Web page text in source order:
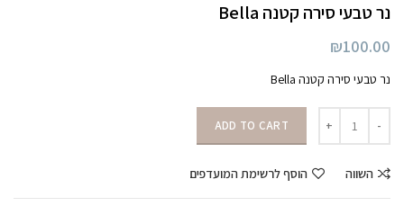
נר טבעי סירה קטנה Bella
₪100.00
נר טבעי סירה קטנה Bella
ADD TO CART
השווה הוסף לרשימת המועדפים